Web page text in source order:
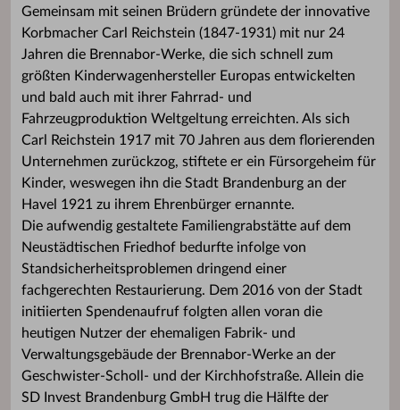
Gemeinsam mit seinen Brüdern gründete der innovative
Korbmacher Carl Reichstein (1847-1931) mit nur 24
Jahren die Brennabor-Werke, die sich schnell zum
größten Kinderwagenhersteller Europas entwickelten
und bald auch mit ihrer Fahrrad- und
Fahrzeugproduktion Weltgeltung erreichten. Als sich
Carl Reichstein 1917 mit 70 Jahren aus dem florierenden
Unternehmen zurückzog, stiftete er ein Fürsorgeheim für
Kinder, weswegen ihn die Stadt Brandenburg an der
Havel 1921 zu ihrem Ehrenbürger ernannte.
Die aufwendig gestaltete Familiengrabstätte auf dem
Neustädtischen Friedhof bedurfte infolge von
Standsicherheitsproblemen dringend einer
fachgerechten Restaurierung. Dem 2016 von der Stadt
initiierten Spendenaufruf folgten allen voran die
heutigen Nutzer der ehemaligen Fabrik- und
Verwaltungsgebäude der Brennabor-Werke an der
Geschwister-Scholl- und der Kirchhofstraße. Allein die
SD Invest Brandenburg GmbH trug die Hälfte der